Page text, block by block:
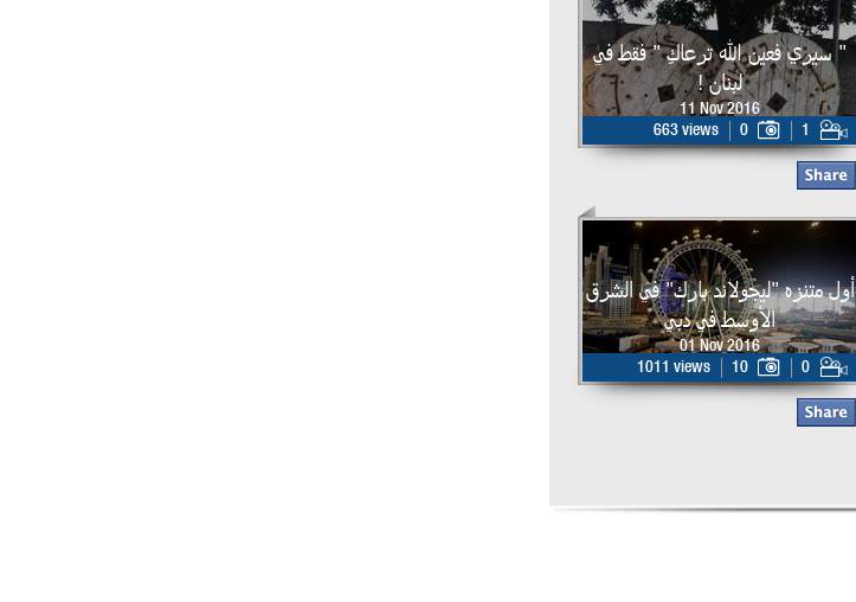
" سيري فعين الله ترعاكِ " فقط في
لبنان !
11 Nov 2016
663 views
0 1
أول متنزه "ليجولاند بارك" في الشرق
الأوسط في دبي
01 Nov 2016
1011 views
10 0